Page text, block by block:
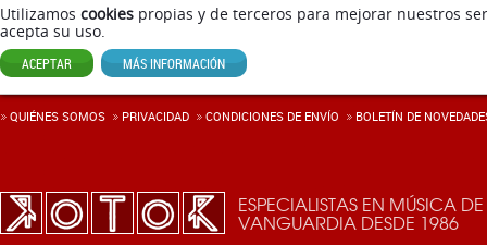
Utilizamos cookies propias y de terceros para mejorar nuestros
acepta su uso.
ACEPTAR MÁS INFORMACIÓN
ESPECIALISTAS EN MÚSICA DE
VANGUARDIA DESDE 1986
QUIÉNES SOMOS PRIVACIDAD CONDICIONES DE ENVÍ­O BOLETÍN DE